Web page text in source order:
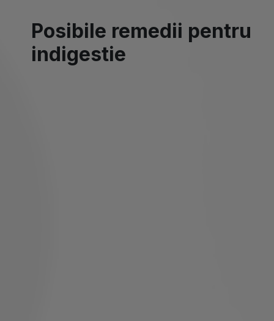
Posibile remedii pentru
indigestie